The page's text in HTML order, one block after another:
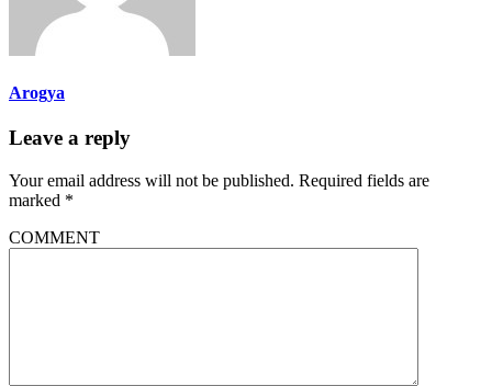
Arogya
Leave a reply
Your email address will not be published. Required fields are
marked *
COMMENT